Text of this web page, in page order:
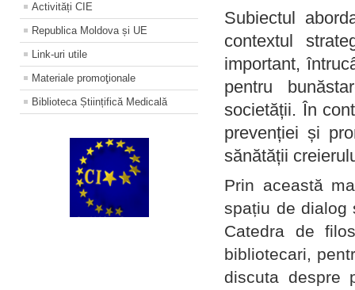
Activități CIE
Republica Moldova și UE
Link-uri utile
Materiale promoţionale
Biblioteca Științifică Medicală
Subiectul
contextul
important,
pentru
societății. În
prevenției și
sănătății
Prin această
spațiu de dialog
Catedra de
bibliotecari,
discuta despre